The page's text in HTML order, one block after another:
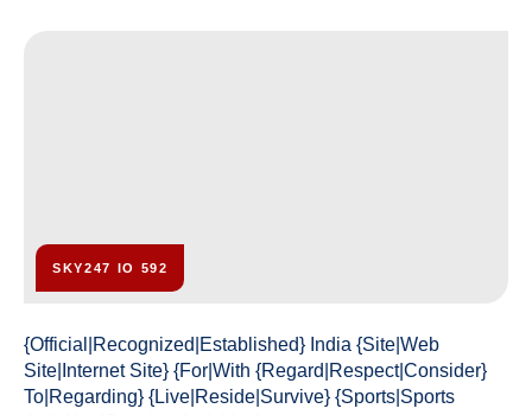
SKY247 IO 592
{Official|Recognized|Established} India {Site|Web
Site|Internet Site} {For|With {Regard|Respect|Consider}
To|Regarding} {Live|Reside|Survive} {Sports|Sports